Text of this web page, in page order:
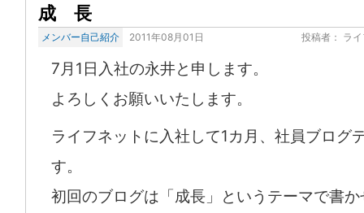
成 長
メンバー自己紹介 2011年08月01日 投稿者： ラ
7月1日入社の永井と申します。
よろしくお願いいたします。
ライフネットに入社して1カ月、社員ブログ
す。
初回のブログは「成長」というテーマで書